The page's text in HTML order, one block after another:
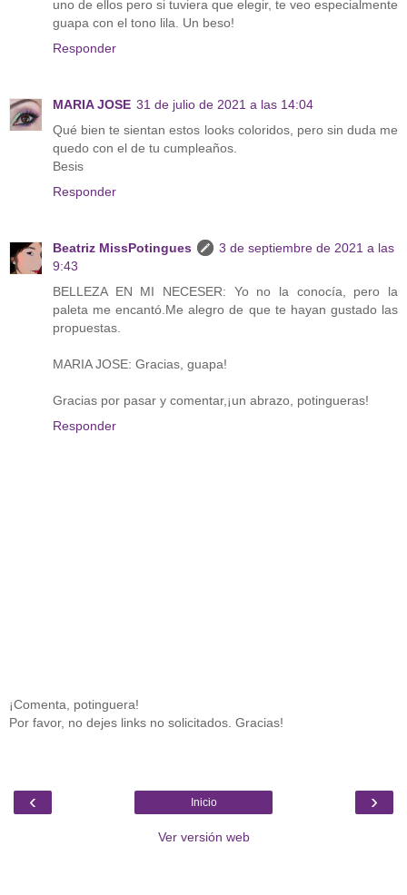
uno de ellos pero si tuviera que elegir, te veo especialmente
guapa con el tono lila. Un beso!
Responder
MARIA JOSE 31 de julio de 2021 a las 14:04
Qué bien te sientan estos looks coloridos, pero sin duda me
quedo con el de tu cumpleaños.
Besis
Responder
Beatriz MissPotingues
3 de septiembre de 2021 a las
9:43
BELLEZA EN MI NECESER: Yo no la conocía, pero la
paleta me encantó.Me alegro de que te hayan gustado las
propuestas.
MARIA JOSE: Gracias, guapa!
Gracias por pasar y comentar,¡un abrazo, potingueras!
Responder
¡Comenta, potinguera!
Por favor, no dejes links no solicitados. Gracias!
‹ ›
Inicio
Ver versión web